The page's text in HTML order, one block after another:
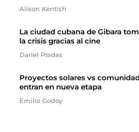
Alison Kentish
La ciudad cubana de Gibara
la crisis gracias al cine
Dariel Pradas
Proyectos solares vs
entran en nueva etapa
Emilio Godoy